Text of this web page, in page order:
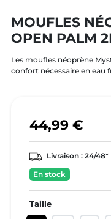
MOUFLES
OPEN PALM
Les moufles néoprène
confort nécessaire en eau
44,99 €
Livraison : 24/48*
En stock
Taille